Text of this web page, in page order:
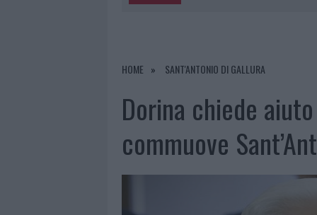
6 AGOSTO 2026 | CALANGIANUS, ALLARME SUL
HOME SANT'ANTONIO DI GALLURA
Dorina chiede
commuove